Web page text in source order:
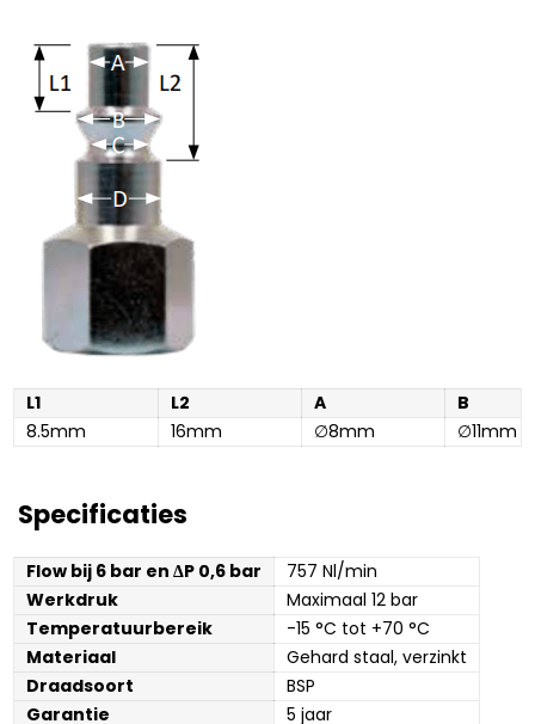
L1 L2 A
B
8.5mm
16mm ∅8mm ∅11mm
Specificaties
Flow bij 6 bar en ΔP 0,6 bar
757 Nl/min
Werkdruk
Maximaal 12 bar
Temperatuurbereik
-15 °C tot +70 °C
Materiaal
Gehard staal, verzinkt
Draadsoort
BSP
Garantie
5 jaar